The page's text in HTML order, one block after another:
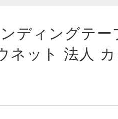
ディングテ
ネット 法人